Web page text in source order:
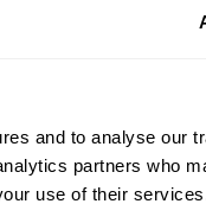
and to analyse our
partners who
use of their